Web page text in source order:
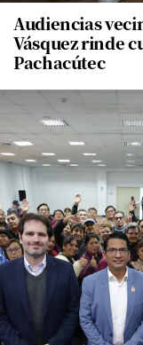
Audiencias
Vásquez rinde
Pachacútec